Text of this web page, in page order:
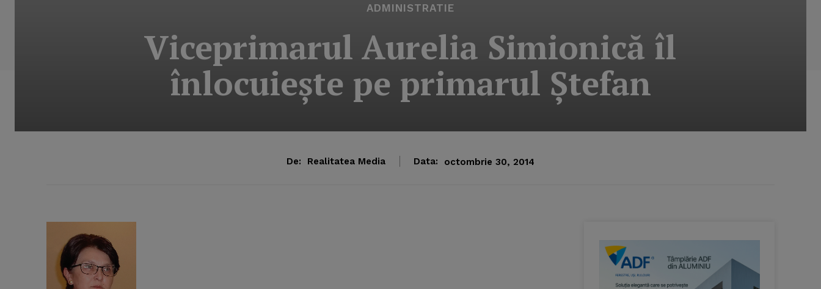
ADMINISTRATIE
Viceprimarul Aurelia Simionică îl
înlocuieşte pe primarul Ştefan
De: Realitatea Media Data: octombrie 30, 2014